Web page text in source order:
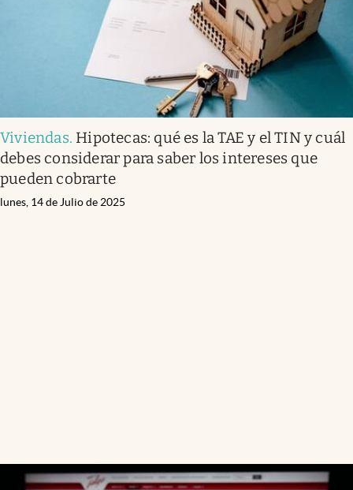
Viviendas. Hipotecas: qué es la TAE y el TIN y cuál
debes considerar para saber los intereses que
pueden cobrarte
lunes, 14 de Julio de 2025